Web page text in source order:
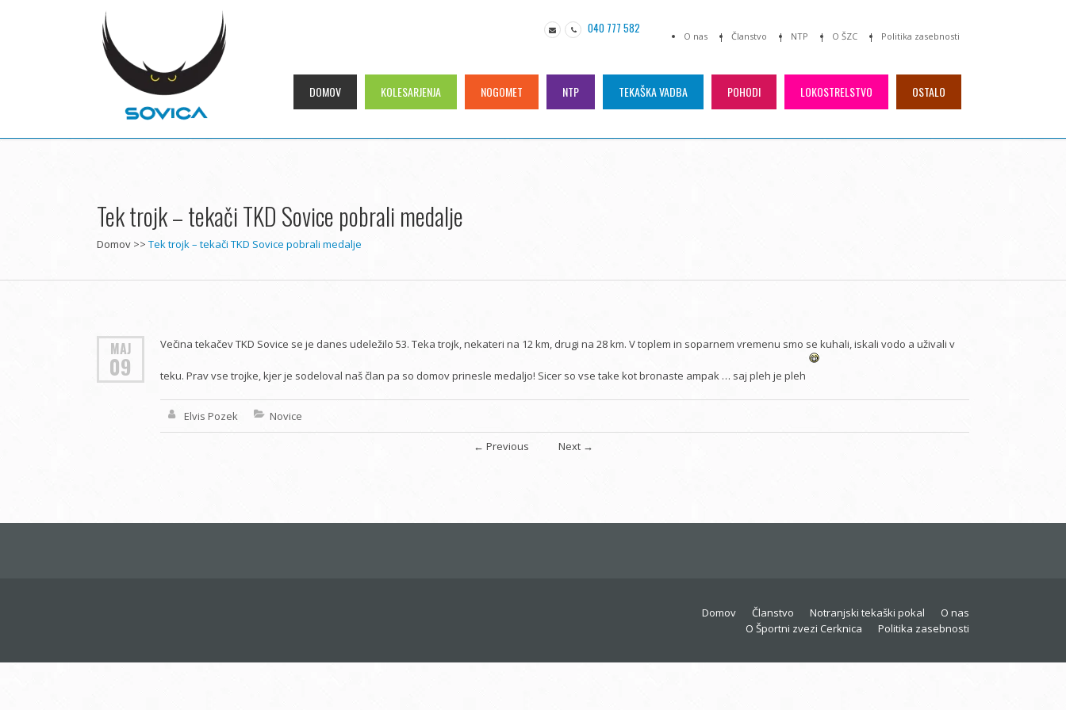
O nas Članstvo NTP O ŠZC Politika zasebnosti
040 777 582
DOMOV KOLESARJENJA NOGOMET NTP TEKAŠKA VADBA POHODI LOKOSTRELSTVO OSTALO
Tek trojk – tekači TKD Sovice pobrali medalje
Domov >> Tek trojk – tekači TKD Sovice pobrali medalje
MAJ
09
Večina tekačev TKD Sovice se je danes udeležilo 53. Teka trojk, nekateri na 12 km, drugi na 28 km. V toplem in soparnem vremenu smo se kuhali, iskali vodo a uživali v
teku. Prav vse trojke, kjer je sodeloval naš član pa so domov prinesle medaljo! Sicer so vse take kot bronaste ampak … saj pleh je pleh
Elvis Pozek Novice
← Previous Next →
Domov Članstvo Notranjski tekaški pokal
O nas
O Športni zvezi Cerknica
Politika zasebnosti